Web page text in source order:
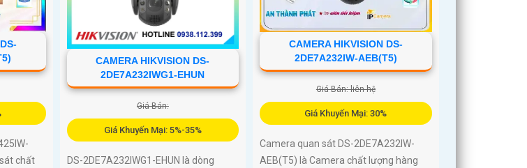
chất
CAMERA HIKVISION DS-
2DE7A232IWG1-EHUN
Giá Bán:
Giá Khuyến Mại: 5%-35%
DS-2DE7A232IWG1-EHUN là dòng
CAMERA HIKVISION DS-
2DE7A232IW-AEB(T5)
Giá Bán: liên hệ
Giá Khuyến Mại: 30%
Camera quan sát DS-2DE7A232IW-
AEB(T5) là Camera chất lượng hàng